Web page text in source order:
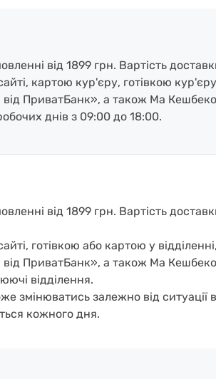
від 1899 грн. Вартість
картою кур'єру, готівкою
ПриватБанк», а також Ма
днів з 09:00 до 18:00.
від 1899 грн. Вартість
готівкою або картою у
ПриватБанк», а також Ма
відділення.
змінюватись залежно від ситуації в
кожного дня.